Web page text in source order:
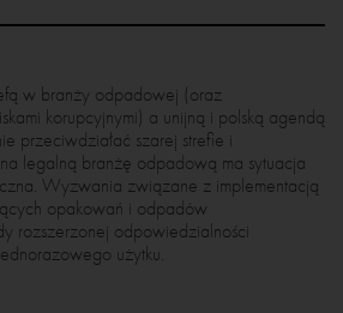
w branży odpadowej (oraz
korupcyjnymi) a unijną i polską agendą
przeciwdziałać szarej strefie i
legalną branżę odpadową ma sytuacja
Wyzwania związane z implementacją
opakowań i odpadów
rozszerzonej odpowiedzialności
użytku.